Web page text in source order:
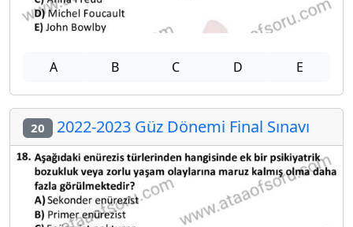
A B C D E
20 2022-2023 Güz Dönemi Final Sınavı